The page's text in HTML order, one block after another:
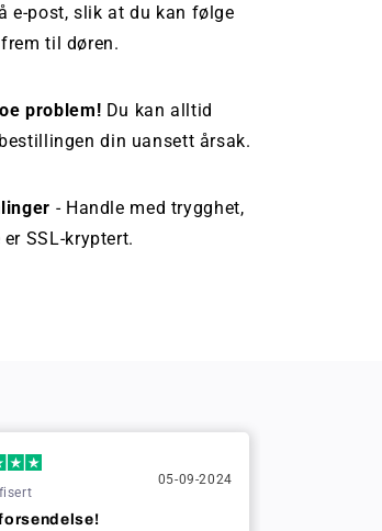
e-post, slik at du kan følge
til døren.
problem! Du kan alltid
din uansett årsak.
- Handle med trygghet,
SSL-kryptert.
05-09-2024